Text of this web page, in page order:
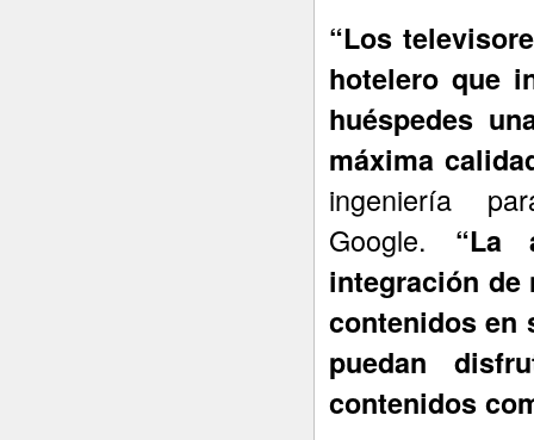
“Los
hotelero que
huéspedes
máxima
ingeniería
Google. “La
integración de
contenidos en
puedan
contenidos